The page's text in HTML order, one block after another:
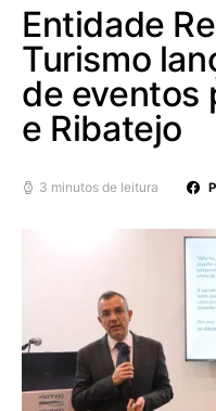
Entidade
Turismo
de eventos
e Ribatejo
3 minutos de leitura